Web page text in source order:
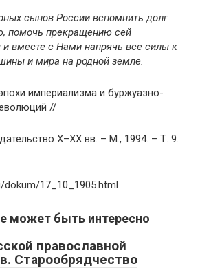
сынов России вспомнить долг
помочь прекращению сей
вместе с Нами напрячь все силы к
и мира на родной земле.
империализма и буржуазно-
//
Х–ХХ вв. – М., 1994. – Т. 9.
dokum/17_10_1905.html
может быть интересно
православной
Старообрядчество